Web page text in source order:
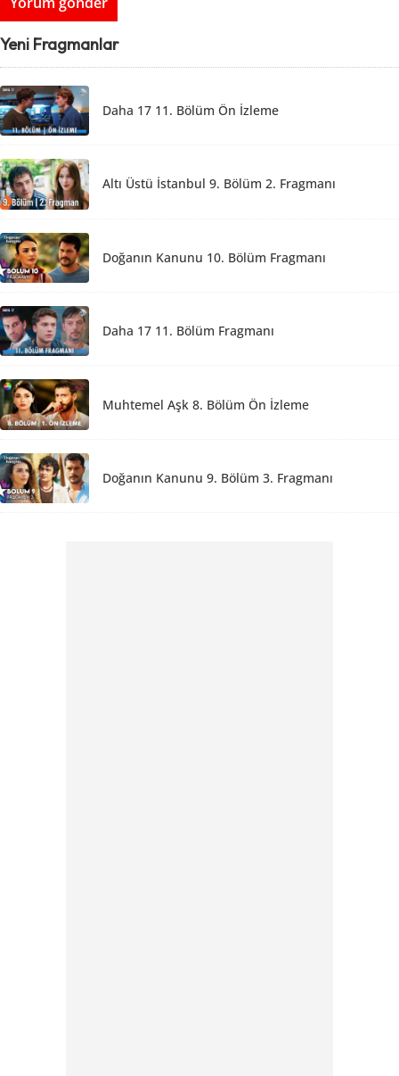
Yeni Fragmanlar
Daha 17 11. Bölüm Ön İzleme
Altı Üstü İstanbul 9. Bölüm 2. Fragmanı
Doğanın Kanunu 10. Bölüm Fragmanı
Daha 17 11. Bölüm Fragmanı
Muhtemel Aşk 8. Bölüm Ön İzleme
Doğanın Kanunu 9. Bölüm 3. Fragmanı